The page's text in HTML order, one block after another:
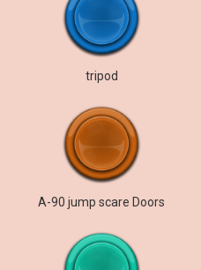
tripod
A-90 jump scare Doors